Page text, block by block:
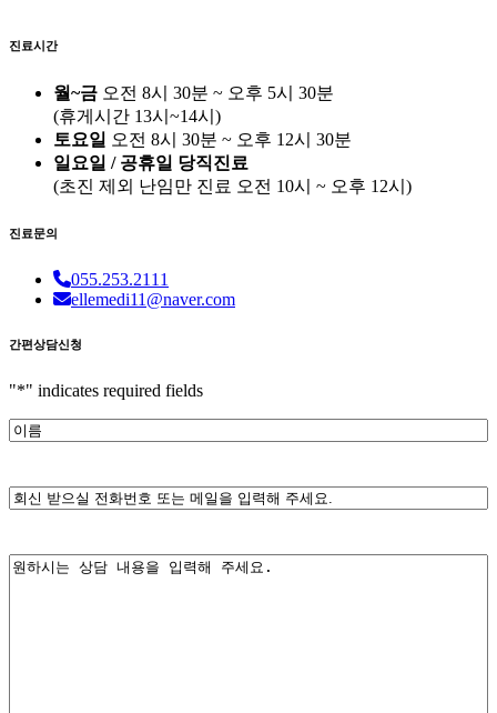
진료시간
월~금 오전 8시 30분 ~ 오후 5시 30분
(휴게시간 13시~14시)
토요일 오전 8시 30분 ~ 오후 12시 30분
일요일 / 공휴일 당직진료
(초진 제외 난임만 진료 오전 10시 ~ 오후 12시)
진료문의
055.253.2111
ellemedi11@naver.com
간편상담신청
"*" indicates required fields
이
전
호
내